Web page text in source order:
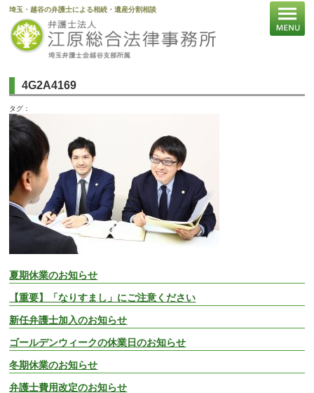
埼玉・越谷の弁護士による相続・遺産分割相談
4G2A4169
タグ：
夏期休業のお知らせ
【重要】「なりすまし」にご注意ください
新任弁護士加入のお知らせ
ゴールデンウィークの休業日のお知らせ
冬期休業のお知らせ
弁護士費用改定のお知らせ